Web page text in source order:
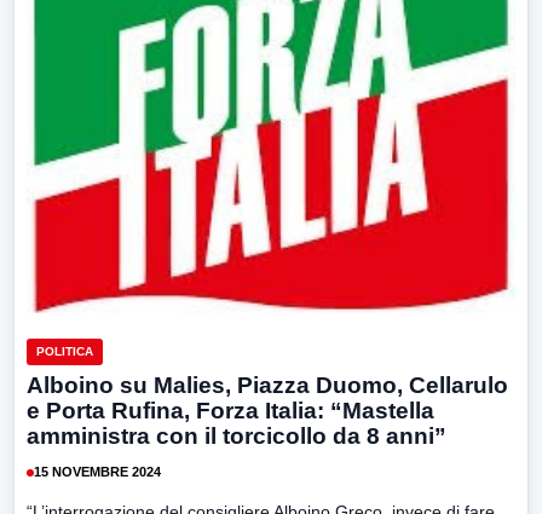
POLITICA
Alboino su Malies, Piazza Duomo, Cellarulo
e Porta Rufina, Forza Italia: “Mastella
amministra con il torcicollo da 8 anni”
15 NOVEMBRE 2024